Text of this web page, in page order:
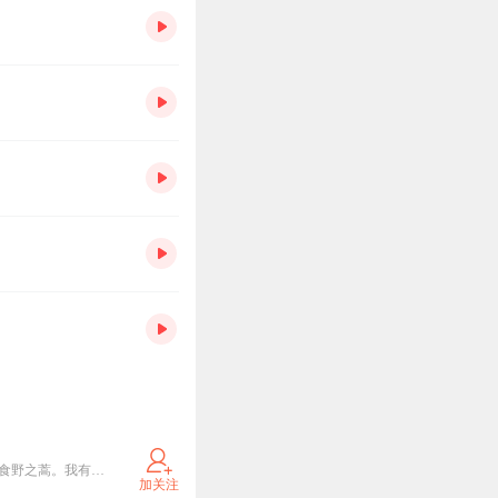
呦呦鹿鸣，食野之苹。我有嘉宾，鼓瑟吹笙。吹笙鼓簧，承筐是将。人之好我，示我周行。 呦呦鹿鸣，食野之蒿。我有嘉宾，德音孔昭。视民不恌，君子是则是效。我有旨酒，嘉宾式燕以敖。 呦呦鹿鸣，食野之芩。我有嘉宾，鼓瑟鼓琴。鼓瑟鼓琴，和乐且湛。我有旨酒，以燕乐嘉宾之心。
加关注